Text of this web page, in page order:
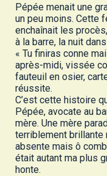
Pépée menait une
un peu moins. Cette
enchaînait les
à la barre, la nuit
« Tu finiras conne
après-midi, vissée
fauteuil en osier,
réussite.
C’est cette histoire
Pépée, avocate au
mère. Une mère
terriblement brillante
absente mais ô
était autant ma plus
honte.